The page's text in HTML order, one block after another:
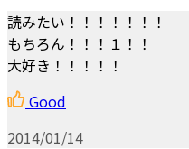
読みたい！！！！！！！
もちろん！！！１！！
大好き！！！！！
Good
2014/01/14